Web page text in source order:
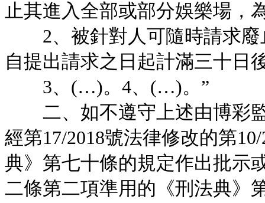
止其進入全部或部分娛樂場，
2、被針對人可隨時請求廢
自提出請求之日起計滿三十日
3、(…)。4、(…)。”
二、如不遵守上述由博彩監
經第17/2018號法律修改的第
典》第七十條的規定作出批示
二條第二項準用的《刑法典》